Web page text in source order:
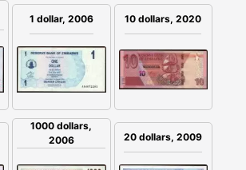
1 dollar, 2006 10 dollars, 2020
1000 dollars,
2006
20 dollars, 2009